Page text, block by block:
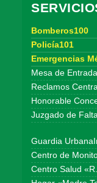
Bomberos100
Policía101
Emergencias
Mesa de
Reclamos
Honorable
Juzgado de
Guardia
Centro de
Centro Salud